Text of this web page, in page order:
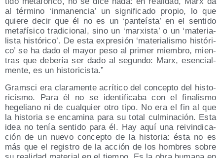
al tér­mino ‘inma­nen­cia’ un sig­ni­fi­ca­do pro­pio, lo que
quie­re decir que él no es un ‘pan­teís­ta’ en el sen­ti­do
meta­fí­si­co tra­di­cio­nal, sino un ‘mar­xis­ta’ o un ‘mate­ria­
lis­ta his­tó­ri­co’. De esta expre­sión ‘mate­ria­lis­mo his­tó­ri­
co’ se ha dado el mayor peso al pri­mer miem­bro, mien­
tras que debe­ría ser dado al segun­do: Marx, esen­cial­
men­te, es un historicista.”
Grams­ci era cla­ra­men­te acrí­ti­co del con­cep­to del his­to­
ri­cis­mo. Para él no se iden­ti­fi­ca­ba con el fina­lis­mo
hege­liano ni de cual­quier otro tipo. No era el fin al que
la his­to­ria se enca­mi­na para su total cul­mi­na­ción. Esta
idea no tenía sen­ti­do para él. Hay aquí una rei­vin­di­ca­
ción de un nue­vo con­cep­to de la his­to­ria: ésta no es
más que el regis­tro de la acción de los hom­bres sobre